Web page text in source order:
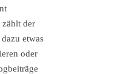
zählt der
etwas
oder